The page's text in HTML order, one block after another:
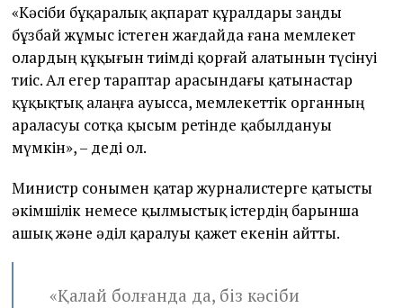
«Кәсіби бұқаралық ақпарат құралдары заңды
бұзбай жұмыс істеген жағдайда ғана мемлекет
олардың құқығын тиімді қорғай алатынын түсінуі
тиіс. Ал егер тараптар арасындағы қатынастар
құқықтық алаңға ауысса, мемлекеттік органның
араласуы сотқа қысым ретінде қабылдануы
мүмкін», – деді ол.
Министр сонымен қатар журналистерге қатысты
әкімшілік немесе қылмыстық істердің барынша
ашық және әділ қаралуы қажет екенін айтты.
«Қалай болғанда да, біз кәсіби